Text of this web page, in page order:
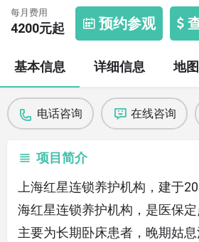
每月费用
4200元起 预约参观
基本信息 详细信息 地图
电话咨询 在线咨询
项目简介
上海红星连锁养护机构，建于
海红星连锁养护机构，是医保
主要为长期卧床患者，晚期姑